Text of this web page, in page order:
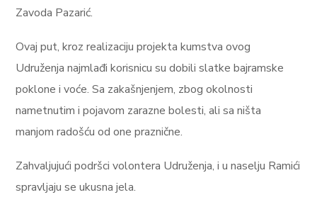
Zavoda Pazarić.
Ovaj put, kroz realizaciju projekta kumstva ovog
Udruženja najmlađi korisnicu su dobili slatke bajramske
poklone i voće. Sa zakašnjenjem, zbog okolnosti
nametnutim i pojavom zarazne bolesti, ali sa ništa
manjom radošću od one praznične.
Zahvaljujući podršci volontera Udruženja, i u naselju Ramići
spravljaju se ukusna jela.